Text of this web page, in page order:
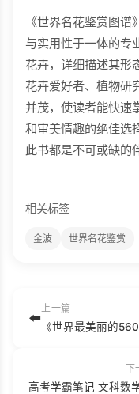
《世界名花鉴赏图
与实用性于一体的专
花卉，详细描述其形
花卉爱好者、植物研
并茂，使读者能快速
和审美情趣的绝佳选
此书都是不可或缺的
相关标签
金波 世界名花鉴赏
⬅️
上一篇
下